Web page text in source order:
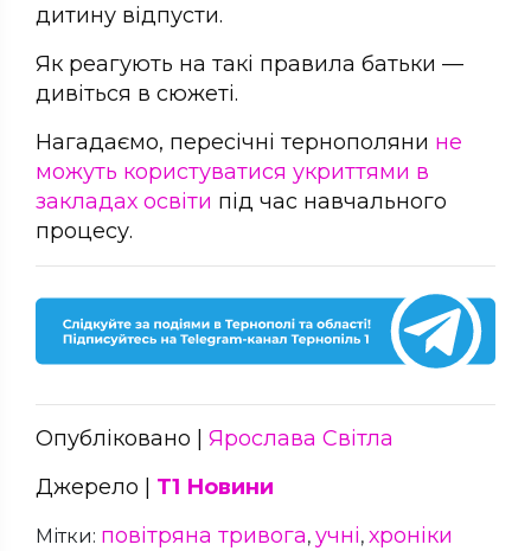
дитину відпусти.
Як реагують на такі правила батьки —
дивіться в сюжеті.
Нагадаємо, пересічні тернополяни не
можуть користуватися укриттями в
закладах освіти під час навчального
процесу.
Опубліковано | Ярослава Світла
Джерело | Т1 Новини
Мітки: повітряна тривога, учні, хроніки